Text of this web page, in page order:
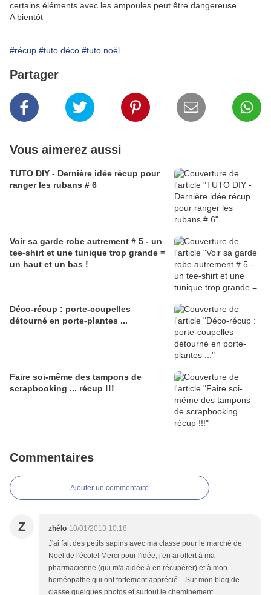
certains éléments avec les ampoules peut être dangereuse ...
A bientôt
#récup #tuto déco #tuto noël
Partager
Vous aimerez aussi
TUTO DIY - Dernière idée récup pour
ranger les rubans # 6
Voir sa garde robe autrement # 5 - un
tee-shirt et une tunique trop grande =
un haut et un bas !
Déco-récup : porte-coupelles
détourné en porte-plantes ...
Faire soi-même des tampons de
scrapbooking ... récup !!!
Commentaires
Ajouter un commentaire
Z zhélo 10/01/2013 10:18
J'ai fait des petits sapins avec ma classe pour le marché de
Noël de l'école! Merci pour l'idée, j'en ai offert à ma
pharmacienne (qui m'a aidée à en récupérer) et à mon
homéopathe qui ont fortement apprécié... Sur mon blog de
classe quelques photos et surtout le cheminement